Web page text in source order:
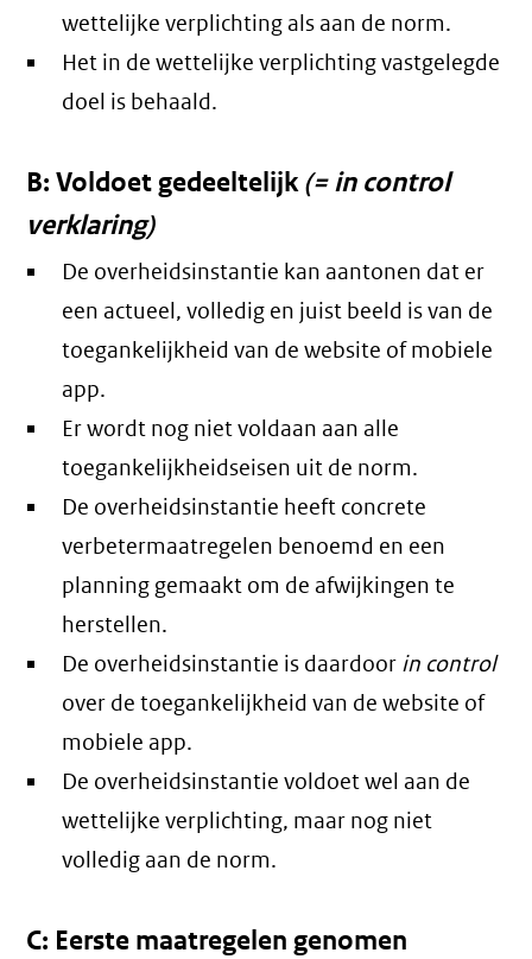
wettelijke verplichting als aan de norm.
Het in de wettelijke verplichting vastgelegde
doel is behaald.
B: Voldoet gedeeltelijk(= in control
verklaring)
De overheidsinstantie kan aantonen dat er
een actueel, volledig en juist beeld is van de
toegankelijkheid van de website of mobiele
app.
Er wordt nog niet voldaan aan alle
toegankelijkheidseisen uit de norm.
De overheidsinstantie heeft concrete
verbetermaatregelen benoemd en een
planning gemaakt om de afwijkingen te
herstellen.
De overheidsinstantie is daardoor in control
over de toegankelijkheid van de website of
mobiele app.
De overheidsinstantie voldoet wel aan de
wettelijke verplichting, maar nog niet
volledig aan de norm.
C: Eerste maatregelen genomen